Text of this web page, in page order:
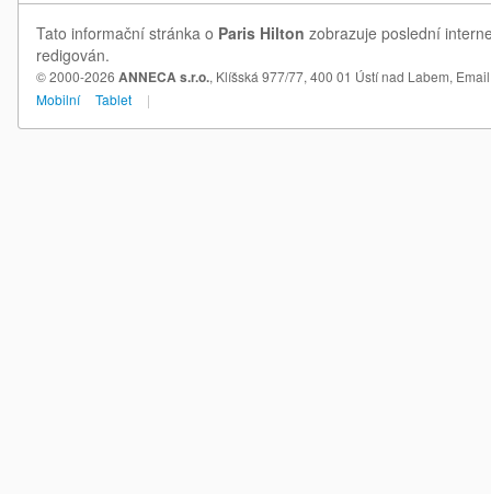
Tato informační stránka o Paris Hilton zobrazuje poslední
redigován.
© 2000-2026 ANNECA s.r.o., Klíšská 977/77, 400 01 Ústí nad Labem,
Mobilní
Tablet |